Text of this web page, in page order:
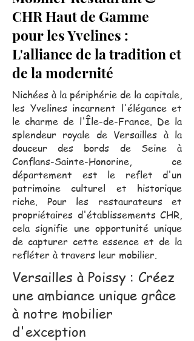
CHR Haut de Gamme
pour les Yvelines :
L'alliance de la tradition et
de la modernité
Nichées à la périphérie de la capitale,
les Yvelines incarnent l'élégance et
le charme de l'Île-de-France. De la
splendeur royale de Versailles à la
douceur des bords de Seine à
Conflans-Sainte-Honorine, ce
département est le reflet d'un
patrimoine culturel et historique
riche. Pour les restaurateurs et
propriétaires d'établissements CHR,
cela signifie une opportunité unique
de capturer cette essence et de la
refléter à travers leur mobilier.
Versailles à Poissy : Créez
une ambiance unique grâce
à notre mobilier
d'exception